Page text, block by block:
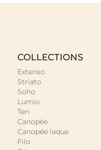
COLLECTIONS
Extenso
Striato
Soho
Lumio
Ten
Canopée
Canopée laque
Filo